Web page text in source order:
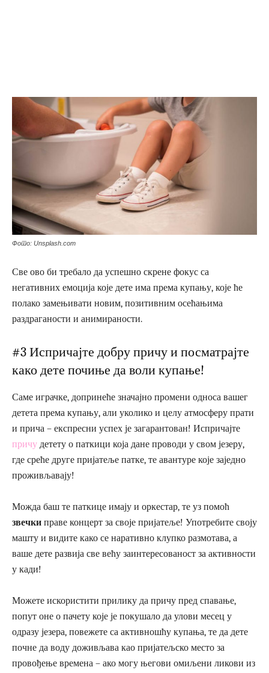
Фото: Unsplash.com
Све ово би требало да успешно скрене фокус са
негативних емоција које дете има према купању, које ће
полако замењивати новим, позитивним осећањима
раздраганости и анимираности.
#3 Испричајте добру причу и посматрајте
како дете почиње да воли купање!
Саме играчке, допринеће значајно промени односа вашег
детета према купању, али уколико и целу атмосферу прати
и прича – експресни успех је загарантован! Испричајте
причу детету о паткици која дане проводи у свом језеру,
где среће друге пријатеље патке, те авантуре које заједно
проживљавају!
Можда баш те паткице имају и оркестар, те уз помоћ
звечки праве концерт за своје пријатеље! Употребите своју
машту и видите како се наративно клупко размотава, а
ваше дете развија све већу заинтересованост за активности
у кади!
Можете искористити прилику да причу пред спавање,
попут оне о пачету које је покушало да улови месец у
одразу језера, повежете са активношћу купања, те да дете
почне да воду доживљава као пријатељско место за
провођење времена – ако могу његови омиљени ликови из